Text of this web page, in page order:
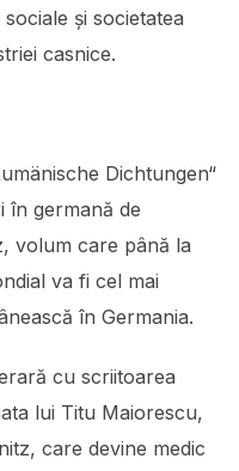
și societatea
casnice.
Dichtungen“
în germană de
volum care până la
va fi cel mai
în Germania.
cu scriitoarea
lui Titu Maiorescu,
care devine medic